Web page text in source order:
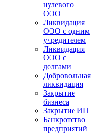
нулевого
ООО
Ликвидация
ООО с одним
учредителем
Ликвидация
ООО с
долгами
Добровольная
ликвидация
Закрытие
бизнеса
Закрытие ИП
Банкротство
предприятий